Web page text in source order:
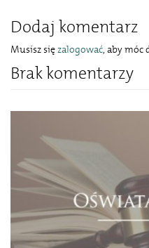
Dodaj komentarz
Musisz sięzalogować, aby móc
Brak komentarzy